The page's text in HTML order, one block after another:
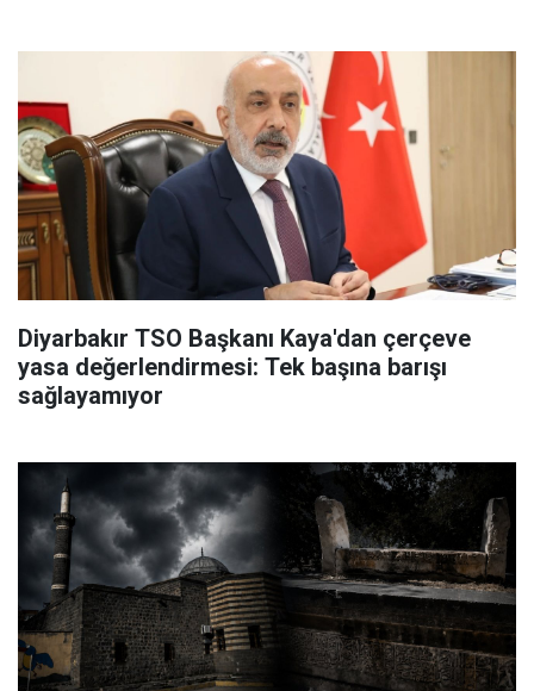
Diyarbakır TSO Başkanı Kaya'dan çerçeve
yasa değerlendirmesi: Tek başına barışı
sağlayamıyor